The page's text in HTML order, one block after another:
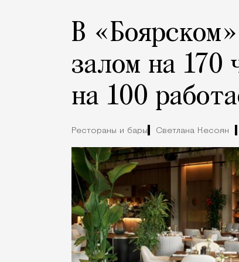
В
залом на 170
на 100
Рестораны и бары Светлана Кесоян